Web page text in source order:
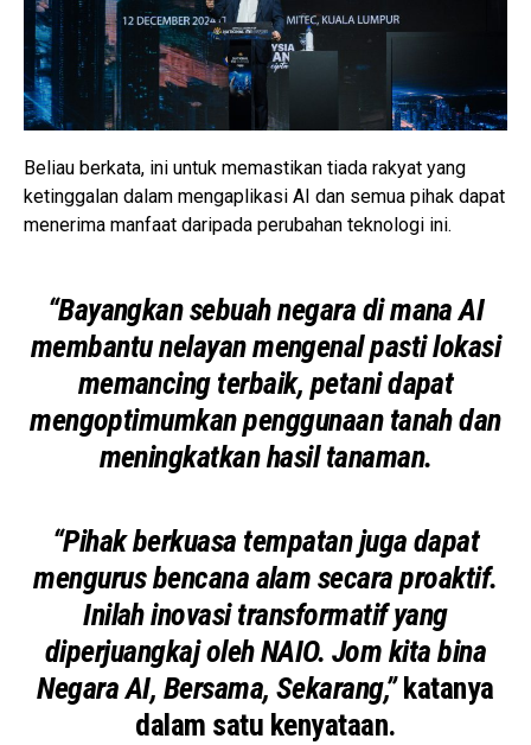
Beliau berkata, ini untuk memastikan tiada rakyat yang
ketinggalan dalam mengaplikasi AI dan semua pihak dapat
menerima manfaat daripada perubahan teknologi ini.
“Bayangkan sebuah negara di mana AI
membantu nelayan mengenal pasti lokasi
memancing terbaik, petani dapat
mengoptimumkan penggunaan tanah dan
meningkatkan hasil tanaman.
“Pihak berkuasa tempatan juga dapat
mengurus bencana alam secara proaktif.
Inilah inovasi transformatif yang
diperjuangkaj oleh NAIO. Jom kita bina
Negara AI, Bersama, Sekarang,”katanya
dalam satu kenyataan.